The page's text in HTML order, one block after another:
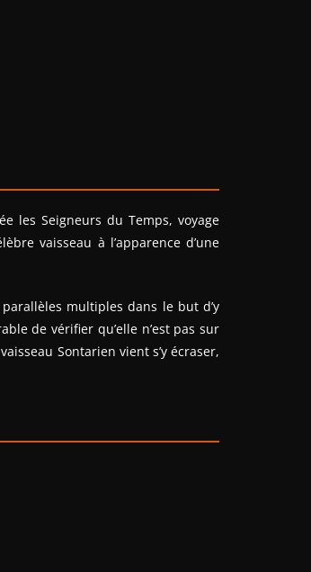
les Seigneurs du Temps, voyage
vaisseau à l’apparence d’une
multiples dans le but d’y
de vérifier qu’elle n’est pas sur
Sontarien vient s’y écraser,